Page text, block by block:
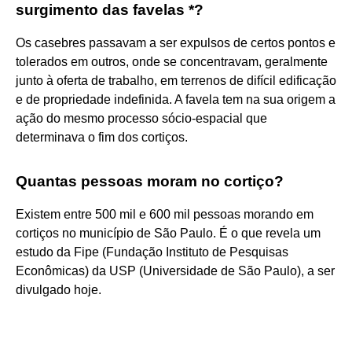
surgimento das favelas *?
Os casebres passavam a ser expulsos de certos pontos e
tolerados em outros, onde se concentravam, geralmente
junto à oferta de trabalho, em terrenos de difícil edificação
e de propriedade indefinida. A favela tem na sua origem a
ação do mesmo processo sócio-espacial que
determinava o fim dos cortiços.
Quantas pessoas moram no cortiço?
Existem entre 500 mil e 600 mil pessoas morando em
cortiços no município de São Paulo. É o que revela um
estudo da Fipe (Fundação Instituto de Pesquisas
Econômicas) da USP (Universidade de São Paulo), a ser
divulgado hoje.